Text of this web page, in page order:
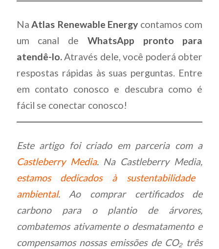
NaAtlas Renewable Energy contamos com
um canal de WhatsApp pronto para
atendê-lo.Através dele, você poderá obter
respostas rápidas às suas perguntas. Entre
em contato conosco e descubra como é
fácil se conectar conosco!
Este artigo foi criado em parceria com a
Castleberry Media. Na Castleberry Media,
estamos dedicados à sustentabilidade
ambiental. Ao comprar certificados de
carbono para o plantio de árvores,
combatemos ativamente o desmatamento e
compensamos nossas emissões de CO₂ três